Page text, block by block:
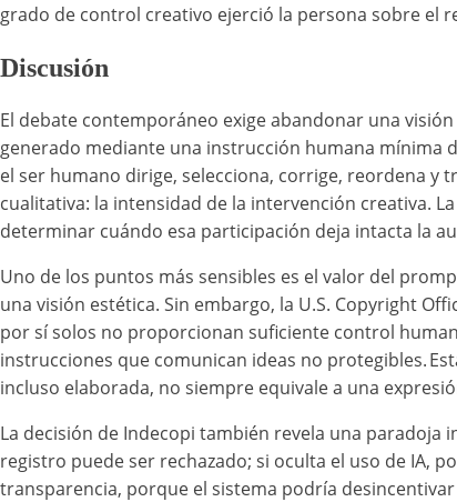
grado de control creativo ejerció la persona sobre el
Discusión
El debate contemporáneo exige abandonar una
generado mediante una instrucción humana mínima
el ser humano dirige, selecciona, corrige, reordena y
cualitativa: la intensidad de la intervención creativa.
determinar cuándo esa participación deja intacta la
Uno de los puntos más sensibles es el valor del
una visión estética. Sin embargo, la U.S. Copyright
por sí solos no proporcionan suficiente control
instrucciones que comunican ideas no protegibles.
incluso elaborada, no siempre equivale a una
La decisión de Indecopi también revela una
registro puede ser rechazado; si oculta el uso de IA,
transparencia, porque el sistema podría